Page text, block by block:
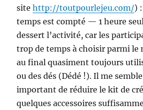
sitehttp://toutpourlejeu.com/)
temps est compté — 1 heure
dessert l’activité, car les
trop de temps à choisir parmi le
au final quasiment toujours
ou des dés (Dédé !). Il me
important de réduire le kit de
quelques accessoires